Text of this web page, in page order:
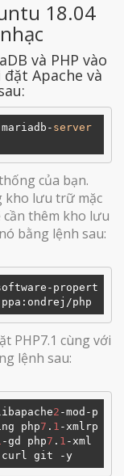
18.04
và PHP vào
Apache và
server
của bạn.
kho lưu trữ mặc
cần thêm kho lưu
bằng lệnh sau:
propert
PHP7.1 cùng với
lệnh sau:
2 -mod-p
php7 . 1 -xmlrp
-gd php7 . 1 -xml